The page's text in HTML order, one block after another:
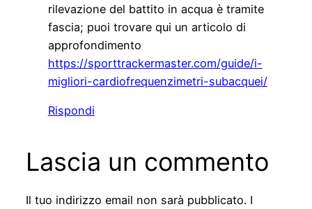
rilevazione del battito in acqua è tramite
fascia; puoi trovare qui un articolo di
approfondimento
https://sporttrackermaster.com/guide/i-
migliori-cardiofrequenzimetri-subacquei/
Rispondi
Lascia un commento
Il tuo indirizzo email non sarà pubblicato. I